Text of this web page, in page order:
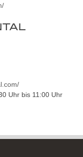
Uhr bis 11:00 Uhr